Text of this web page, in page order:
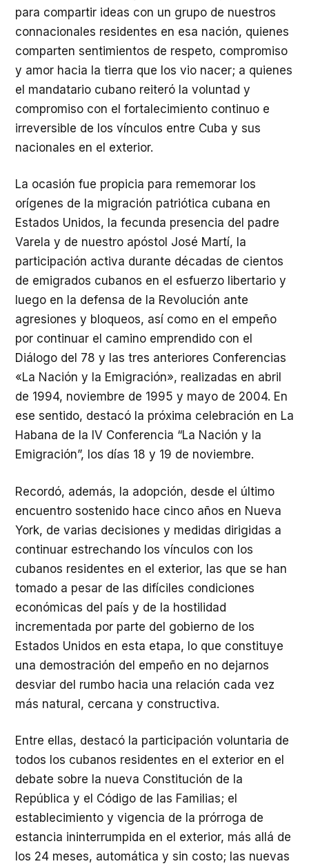
para compartir ideas con un grupo de nuestros
connacionales residentes en esa nación, quienes
comparten sentimientos de respeto, compromiso
y amor hacia la tierra que los vio nacer; a quienes
el mandatario cubano reiteró la voluntad y
compromiso con el fortalecimiento continuo e
irreversible de los vínculos entre Cuba y sus
nacionales en el exterior.
La ocasión fue propicia para rememorar los
orígenes de la migración patriótica cubana en
Estados Unidos, la fecunda presencia del padre
Varela y de nuestro apóstol José Martí, la
participación activa durante décadas de cientos
de emigrados cubanos en el esfuerzo libertario y
luego en la defensa de la Revolución ante
agresiones y bloqueos, así como en el empeño
por continuar el camino emprendido con el
Diálogo del 78 y las tres anteriores Conferencias
«La Nación y la Emigración», realizadas en abril
de 1994, noviembre de 1995 y mayo de 2004. En
ese sentido, destacó la próxima celebración en La
Habana de la IV Conferencia “La Nación y la
Emigración”, los días 18 y 19 de noviembre.
Recordó, además, la adopción, desde el último
encuentro sostenido hace cinco años en Nueva
York, de varias decisiones y medidas dirigidas a
continuar estrechando los vínculos con los
cubanos residentes en el exterior, las que se han
tomado a pesar de las difíciles condiciones
económicas del país y de la hostilidad
incrementada por parte del gobierno de los
Estados Unidos en esta etapa, lo que constituye
una demostración del empeño en no dejarnos
desviar del rumbo hacia una relación cada vez
más natural, cercana y constructiva.
Entre ellas, destacó la participación voluntaria de
todos los cubanos residentes en el exterior en el
debate sobre la nueva Constitución de la
República y el Código de las Familias; el
establecimiento y vigencia de la prórroga de
estancia ininterrumpida en el exterior, más allá de
los 24 meses, automática y sin costo; las nuevas